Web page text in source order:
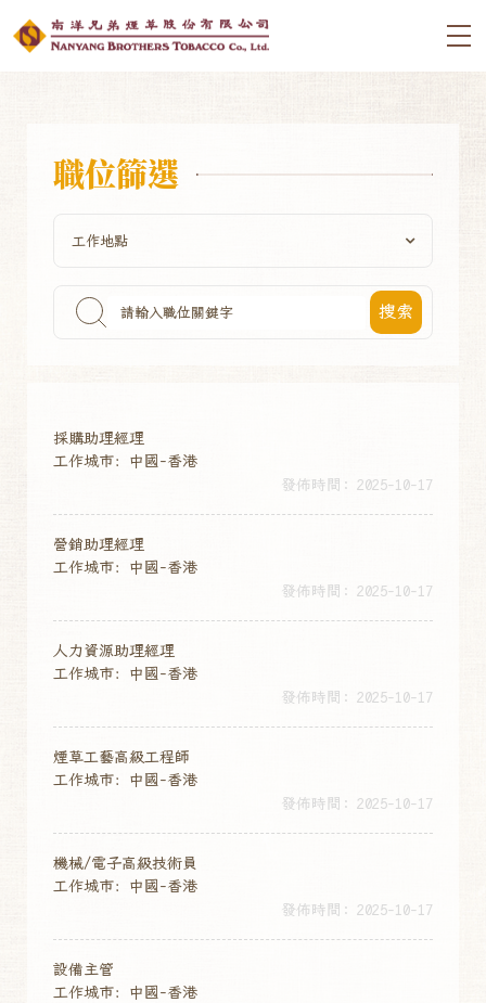
職位篩選
搜索
採購助理經理
工作城市：中國-香港
發佈時間: 2025-10-17
營銷助理經理
工作城市：中國-香港
發佈時間: 2025-10-17
人力資源助理經理
工作城市：中國-香港
發佈時間: 2025-10-17
煙草工藝高級工程師
工作城市：中國-香港
發佈時間: 2025-10-17
機械/電子高級技術員
工作城市：中國-香港
發佈時間: 2025-10-17
設備主管
工作城市：中國-香港